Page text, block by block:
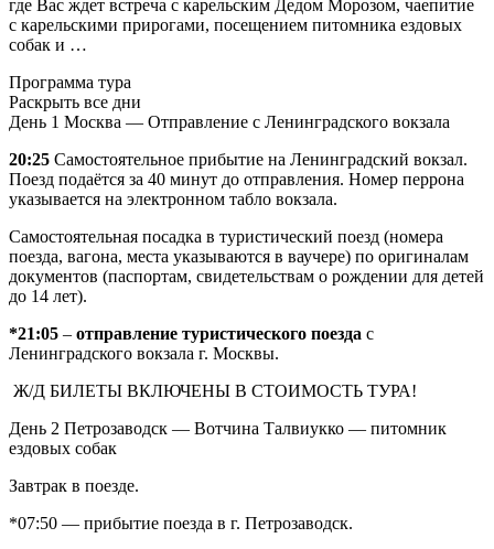
где Вас ждет встреча с карельским Дедом Морозом, чаепитие
с карельскими прирогами, посещением питомника ездовых
собак и …
Программа тура
Раскрыть все дни
День 1 Москва — Отправление с Ленинградского вокзала
20:25 Самостоятельное прибытие на Ленинградский вокзал.
Поезд подаётся за 40 минут до отправления. Номер перрона
указывается на электронном табло вокзала.
Самостоятельная посадка в туристический поезд (номера
поезда, вагона, места указываются в ваучере) по оригиналам
документов (паспортам, свидетельствам о рождении для детей
до 14 лет).
*21:05 – отправление туристического поезда с
Ленинградского вокзала г. Москвы.
Ж/Д БИЛЕТЫ ВКЛЮЧЕНЫ В СТОИМОСТЬ ТУРА!
День 2 Петрозаводск — Вотчина Талвиукко — питомник
ездовых собак
Завтрак в поезде.
*07:50 — прибытие поезда в г. Петрозаводск.